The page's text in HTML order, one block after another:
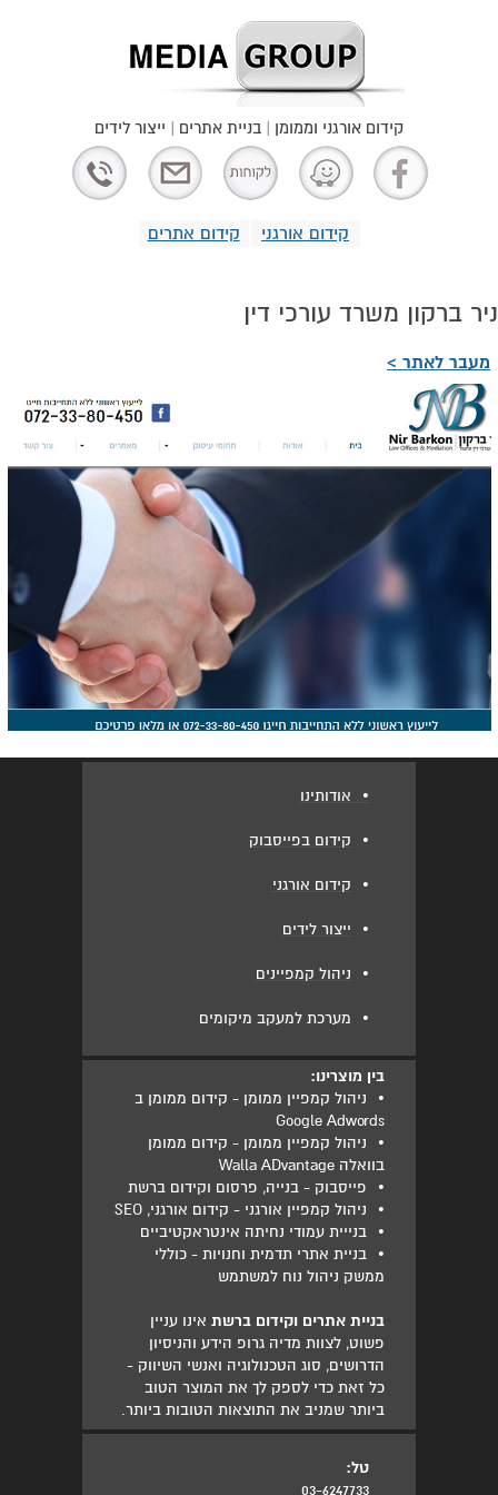
קידום אורגני קידום אתרים
קידום אורגני וממומן | בניית אתרים | ייצור לידים
ניר ברקון משרד עורכי דין
מעבר לאתר >
בין מוצרינו:
•
ניהול קמפיין ממומן - קידום ממומן ב
Google Adwords
•
ניהול קמפיין ממומן - קידום ממומן
בוואלה Walla ADvantage
• פייסבוק - בנייה, פרסום וקידום ברשת
• ניהול קמפיין אורגני - קידום אורגני, SEO
• בנייית עמודי נחיתה אינטראקטיביים
•
בניית אתרי תדמית וחנויות - כוללי
ממשק ניהול נוח למשתמש
בניית אתרים וקידום ברשתאינו עניין
פשוט, לצוות מדיה גרופ הידע והניסיון
הדרושים, סוג הטכנולוגיה ואנשי השיווק -
כל זאת כדי לספק לך את המוצר הטוב
ביותר שמניב את התוצאות הטובות ביותר.
• אודותינו
• קידום בפייסבוק
• קידום אורגני
• ייצור לידים
• ניהול קמפיינים
• מערכת למעקב מיקומים
טל:
03-6247733